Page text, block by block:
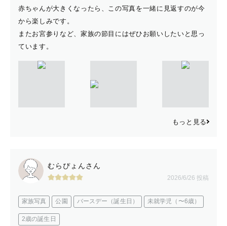
赤ちゃんが大きくなったら、この写真を一緒に見返すのが今
から楽しみです。
またお宮参りなど、家族の節目にはぜひお願いしたいと思っ
ています。
もっと見る
むらぴょんさん
2026/6/26 投稿
家族写真 公園 バースデー（誕生日） 未就学児（〜6歳）
2歳の誕生日